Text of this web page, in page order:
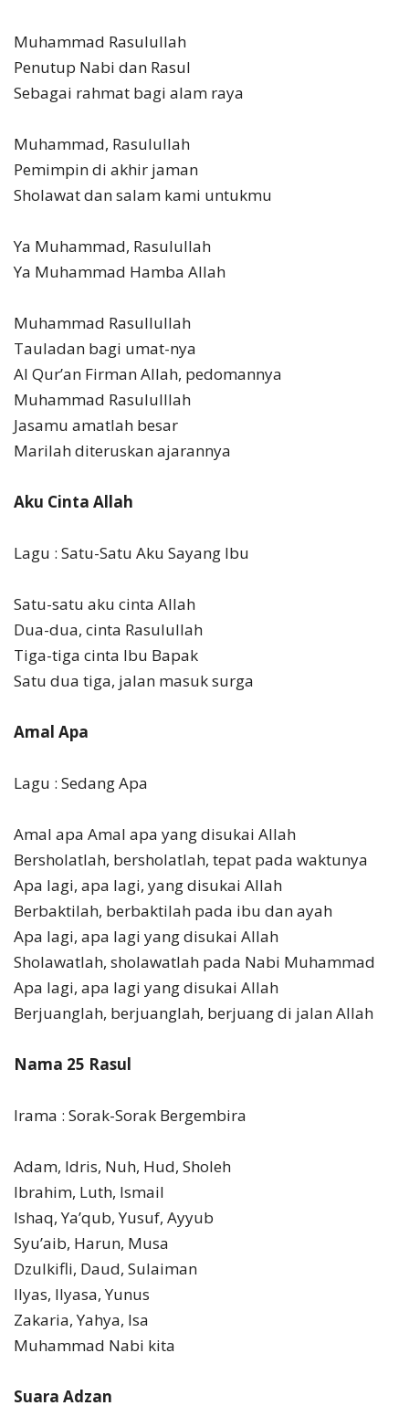
Muhammad Rasulullah
Penutup Nabi dan Rasul
Sebagai rahmat bagi alam raya
Muhammad, Rasulullah
Pemimpin di akhir jaman
Sholawat dan salam kami untukmu
Ya Muhammad, Rasulullah
Ya Muhammad Hamba Allah
Muhammad Rasullullah
Tauladan bagi umat-nya
Al Qur’an Firman Allah, pedomannya
Muhammad Rasululllah
Jasamu amatlah besar
Marilah diteruskan ajarannya
Aku Cinta Allah
Lagu : Satu-Satu Aku Sayang Ibu
Satu-satu aku cinta Allah
Dua-dua, cinta Rasulullah
Tiga-tiga cinta Ibu Bapak
Satu dua tiga, jalan masuk surga
Amal Apa
Lagu : Sedang Apa
Amal apa Amal apa yang disukai Allah
Bersholatlah, bersholatlah, tepat pada waktunya
Apa lagi, apa lagi, yang disukai Allah
Berbaktilah, berbaktilah pada ibu dan ayah
Apa lagi, apa lagi yang disukai Allah
Sholawatlah, sholawatlah pada Nabi Muhammad
Apa lagi, apa lagi yang disukai Allah
Berjuanglah, berjuanglah, berjuang di jalan Allah
Nama 25 Rasul
Irama : Sorak-Sorak Bergembira
Adam, Idris, Nuh, Hud, Sholeh
Ibrahim, Luth, Ismail
Ishaq, Ya’qub, Yusuf, Ayyub
Syu’aib, Harun, Musa
Dzulkifli, Daud, Sulaiman
Ilyas, Ilyasa, Yunus
Zakaria, Yahya, Isa
Muhammad Nabi kita
Suara Adzan